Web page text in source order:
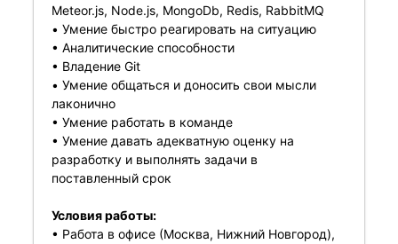
Meteor.js, Node.js, MongoDb, Redis, RabbitMQ
• Умение быстро реагировать на ситуацию
• Аналитические способности
• Владение Git
• Умение общаться и доносить свои мысли
лаконично
• Умение работать в команде
• Умение давать адекватную оценку на
разработку и выполнять задачи в
поставленный срок
Условия работы:
• Работа в офисе (Москва, Нижний Новгород),